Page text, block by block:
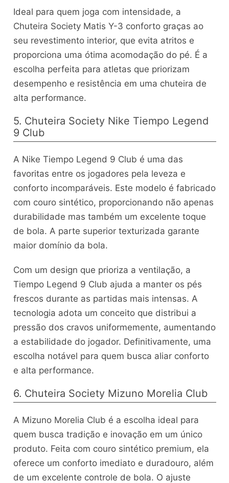
Ideal para quem joga com intensidade, a
Chuteira Society Matis Y-3 conforto graças ao
seu revestimento interior, que evita atritos e
proporciona uma ótima acomodação do pé. É a
escolha perfeita para atletas que priorizam
desempenho e resistência em uma chuteira de
alta performance.
5. Chuteira Society Nike Tiempo Legend
9 Club
A Nike Tiempo Legend 9 Club é uma das
favoritas entre os jogadores pela leveza e
conforto incomparáveis. Este modelo é fabricado
com couro sintético, proporcionando não apenas
durabilidade mas também um excelente toque
de bola. A parte superior texturizada garante
maior domínio da bola.
Com um design que prioriza a ventilação, a
Tiempo Legend 9 Club ajuda a manter os pés
frescos durante as partidas mais intensas. A
tecnologia adota um conceito que distribui a
pressão dos cravos uniformemente, aumentando
a estabilidade do jogador. Definitivamente, uma
escolha notável para quem busca aliar conforto
e alta performance.
6. Chuteira Society Mizuno Morelia Club
A Mizuno Morelia Club é a escolha ideal para
quem busca tradição e inovação em um único
produto. Feita com couro sintético premium, ela
oferece um conforto imediato e duradouro, além
de um excelente controle de bola. O ajuste